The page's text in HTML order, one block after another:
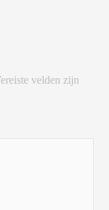
velden zijn